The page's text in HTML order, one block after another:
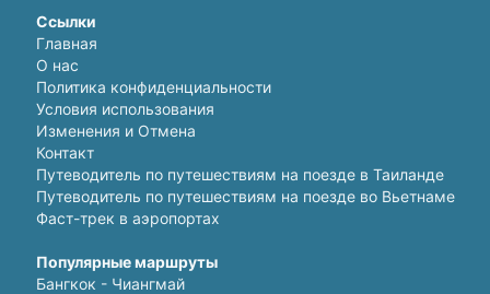
Ссылки
Главная
О нас
Политика конфиденциальности
Условия использования
Изменения и Отмена
Контакт
Путеводитель по путешествиям на поезде в Таиланде
Путеводитель по путешествиям на поезде во Вьетнаме
Фаст-трек в аэропортах
Популярные маршруты
Бангкок - Чиангмай